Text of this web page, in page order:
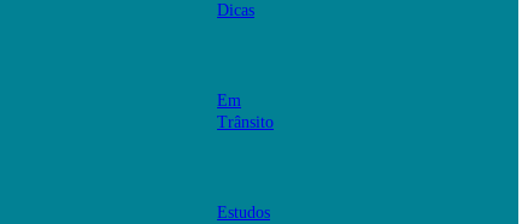
Dicas
Em
Trânsito
Estudos